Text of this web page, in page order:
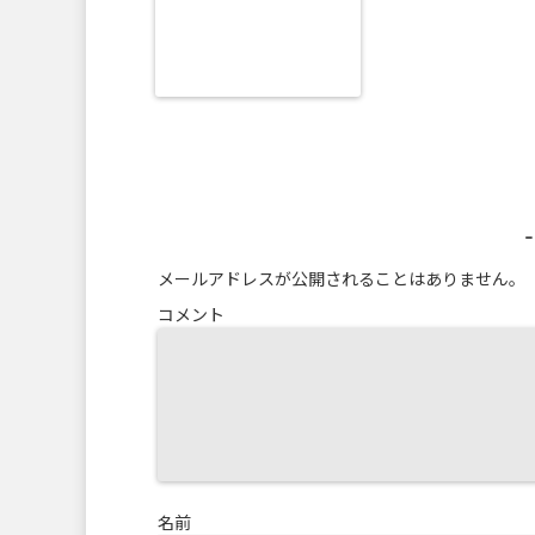
-
メールアドレスが公開されることはありません。
コメント
名前